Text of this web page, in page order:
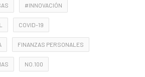
#INNOVACIÓN
COVID-19
FINANZAS PERSONALES
NO.100